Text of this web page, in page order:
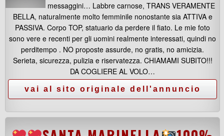
messaggini… Labbre carnose, TRANS VERAMENTE
BELLA, naturalmente molto femminile nonostante sia ATTIVA e
PASSIVA. Corpo TOP, statuario da perdere il fiato. Le mie foto
sono vere e recenti per gli uomini realmente interessati, quindi no
perditempo . NO proposte assurde, no gratis, no amicizia.
Serieta, sicurezza, pulizia e riservatezza. CHIAMAMI SUBITO!!!
DA COGLIERE AL VOLO…